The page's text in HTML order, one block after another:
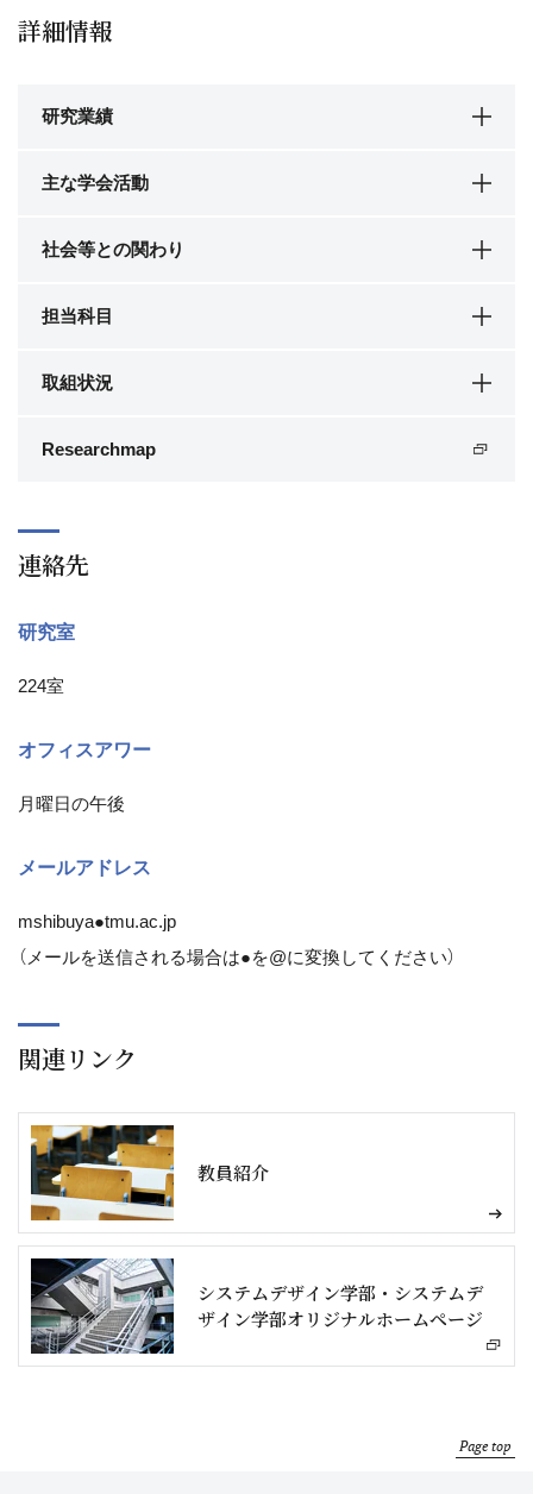
詳細情報
研究業績
主な学会活動
社会等との関わり
担当科目
取組状況
Researchmap
連絡先
研究室
224室
オフィスアワー
月曜日の午後
メールアドレス
mshibuya●tmu.ac.jp
（メールを送信される場合は●を@に変換してください）
関連リンク
教員紹介
システムデザイン学部・システムデ
ザイン学部オリジナルホームページ
Page top